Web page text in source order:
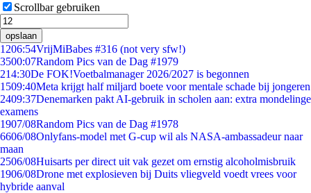
Scrollbar gebruiken
opslaan
1206:54VrijMiBabes #316 (not very sfw!)
3500:07Random Pics van de Dag #1979
214:30De FOK!Voetbalmanager 2026/2027 is begonnen
1509:40Meta krijgt half miljard boete voor mentale schade bij jongeren
2409:37Denemarken pakt AI-gebruik in scholen aan: extra mondelinge
examens
1907/08Random Pics van de Dag #1978
6606/08Onlyfans-model met G-cup wil als NASA-ambassadeur naar
maan
2506/08Huisarts per direct uit vak gezet om ernstig alcoholmisbruik
1906/08Drone met explosieven bij Duits vliegveld voedt vrees voor
hybride aanval